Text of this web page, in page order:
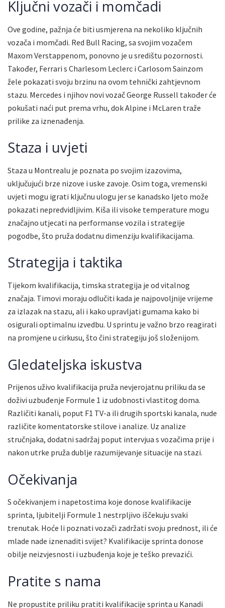
Ključni vozači i momčadi
Ove godine, pažnja će biti usmjerena na nekoliko ključnih
vozača i momčadi. Red Bull Racing, sa svojim vozačem
Maxom Verstappenom, ponovno je u središtu pozornosti.
Također, Ferrari s Charlesom Leclerc i Carlosom Sainzom
žele pokazati svoju brzinu na ovom tehnički zahtjevnom
stazu. Mercedes i njihov novi vozač George Russell također će
pokušati naći put prema vrhu, dok Alpine i McLaren traže
prilike za iznenađenja.
Staza i uvjeti
Staza u Montrealu je poznata po svojim izazovima,
uključujući brze nizove i uske zavoje. Osim toga, vremenski
uvjeti mogu igrati ključnu ulogu jer se kanadsko ljeto može
pokazati nepredvidljivim. Kiša ili visoke temperature mogu
značajno utjecati na performanse vozila i strategije
pogodbe, što pruža dodatnu dimenziju kvalifikacijama.
Strategija i taktika
Tijekom kvalifikacija, timska strategija je od vitalnog
značaja. Timovi moraju odlučiti kada je najpovoljnije vrijeme
za izlazak na stazu, ali i kako upravljati gumama kako bi
osigurali optimalnu izvedbu. U sprintu je važno brzo reagirati
na promjene u cirkusu, što čini strategiju još složenijom.
Gledateljska iskustva
Prijenos uživo kvalifikacija pruža nevjerojatnu priliku da se
doživi uzbuđenje Formule 1 iz udobnosti vlastitog doma.
Različiti kanali, poput F1 TV-a ili drugih sportski kanala, nude
različite komentatorske stilove i analize. Uz analize
stručnjaka, dodatni sadržaj poput intervjua s vozačima prije i
nakon utrke pruža dublje razumijevanje situacije na stazi.
Očekivanja
S očekivanjem i napetostima koje donose kvalifikacije
sprinta, ljubitelji Formule 1 nestrpljivo iščekuju svaki
trenutak. Hoće li poznati vozači zadržati svoju prednost, ili će
mlade nade iznenaditi svijet? Kvalifikacije sprinta donose
obilje neizvjesnosti i uzbuđenja koje je teško prevazići.
Pratite s nama
Ne propustite priliku pratiti kvalifikacije sprinta u Kanadi